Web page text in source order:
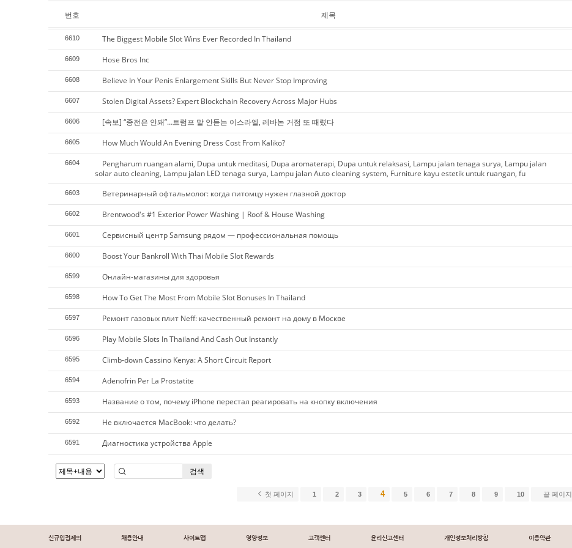
번호 제목
6610 The Biggest Mobile Slot Wins Ever Recorded In Thailand
6609 Hose Bros Inc
6608 Believe In Your Penis Enlargement Skills But Never Stop Improving
6607 Stolen Digital Assets? Expert Blockchain Recovery Across Major Hubs
6606 [속보] “종전은 안돼”…트럼프 말 안듣는 이스라엘, 레바논 거점 또 때렸다
6605 How Much Would An Evening Dress Cost From Kaliko?
6604
Pengharum ruangan alami, Dupa untuk meditasi, Dupa aromaterapi, Dupa untuk relaksasi, Lampu jalan tenaga surya, Lampu jalan
solar auto cleaning, Lampu jalan LED tenaga surya, Lampu jalan Auto cleaning system, Furniture kayu estetik untuk ruangan, fu
6603 Ветеринарный офтальмолог: когда питомцу нужен глазной доктор
6602 Brentwood's #1 Exterior Power Washing | Roof & House Washing
6601 Сервисный центр Samsung рядом — профессиональная помощь
6600 Boost Your Bankroll With Thai Mobile Slot Rewards
6599 Онлайн-магазины для здоровья
6598 How To Get The Most From Mobile Slot Bonuses In Thailand
6597 Ремонт газовых плит Neff: качественный ремонт на дому в Москве
6596 Play Mobile Slots In Thailand And Cash Out Instantly
6595 Climb-down Cassino Kenya: A Short Circuit Report
6594 Adenofrin Per La Prostatite
6593 Название о том, почему iPhone перестал реагировать на кнопку включения
6592 Не включается MacBook: что делать?
6591 Диагностика устройства Apple
검색
첫 페이지 1 2 3 4 5 6 7 8 9 10 끝 페이지
신규입점제의 채용안내 사이트맵 영양정보 고객센터 윤리신고센터 개인정보처리방침 이용약관